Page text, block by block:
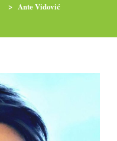
> Ante Vidović